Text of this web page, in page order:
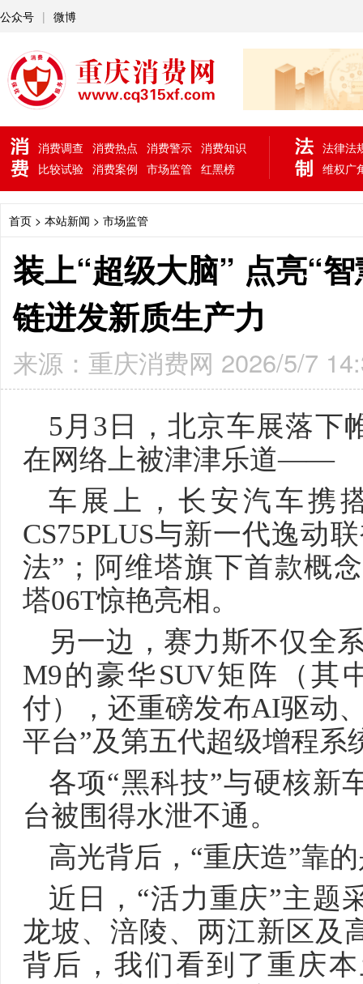
公众号 | 微博
消费调查 消费热点 消费警示 消费知识
比较试验 消费案例 市场监管 红黑榜
法律法
维权广
首页 > 本站新闻 > 市场监管
装上“超级大脑” 点亮“
链迸发新质生产力
来源：重庆消费网 2026/5/7
5月3日，北京车展落下
在网络上被津津乐道——
车展上，长安汽车携
CS75PLUS与新一代逸动
法”；阿维塔旗下首款概
塔06T惊艳亮相。
另一边，赛力斯不仅全
M9的豪华SUV矩阵（其
付），还重磅发布AI驱动
平台”及第五代超级增程系
各项“黑科技”与硬核新
台被围得水泄不通。
高光背后，“重庆造”靠
近日，“活力重庆”主题
龙坡、涪陵、两江新区及
背后，我们看到了重庆